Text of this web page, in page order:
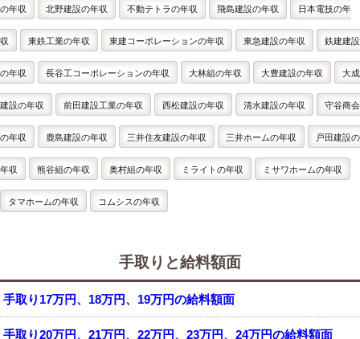
の年収 北野建設の年収 不動テトラの年収 飛島建設の年収 日本電技の年
収 東鉄工業の年収 東建コーポレーションの年収 東急建設の年収 鉄建建設
の年収 長谷工コーポレーションの年収 大林組の年収 大豊建設の年収 大成
建設の年収 前田建設工業の年収 西松建設の年収 清水建設の年収 守谷商会
の年収 鹿島建設の年収 三井住友建設の年収 三井ホームの年収 戸田建設の
年収 熊谷組の年収 奥村組の年収 ミライトの年収 ミサワホームの年収
タマホームの年収 コムシスの年収
手取りと給料額面
手取り17万円、18万円、19万円の給料額面
手取り20万円、21万円、22万円、23万円、24万円の給料額面